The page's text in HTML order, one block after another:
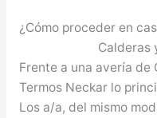
¿Cómo proceder en
Calderas
Frente a una avería de
Termos Neckar lo
Los a/a, del mismo